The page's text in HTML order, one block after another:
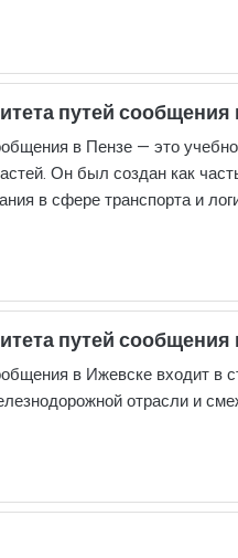
путей сообщения
в Пензе — это
Он был создан как
в сфере транспорта и
путей сообщения
в Ижевске входит в
отрасли и